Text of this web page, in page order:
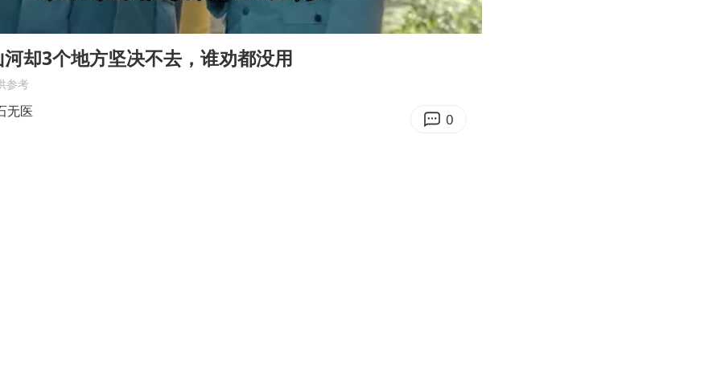
06:12
Enter
却3个地方坚决不去，谁劝都没用
参考
无医 0